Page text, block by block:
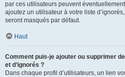
par ces utilisateurs peuvent
ajoutez un utilisateur à votre liste
seront masqués par défaut.
Haut
Comment puis-je ajouter ou supprimer
et d’ignorés ?
Dans chaque profil d’utilisateurs, un lien